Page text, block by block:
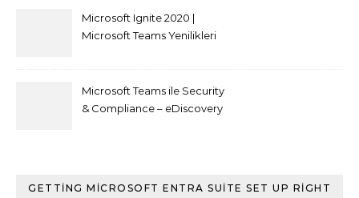
Microsoft Ignite 2020 |
Microsoft Teams Yenilikleri
Microsoft Teams ile Security
& Compliance – eDiscovery
GETTING MICROSOFT ENTRA SUITE SET UP RIGHT